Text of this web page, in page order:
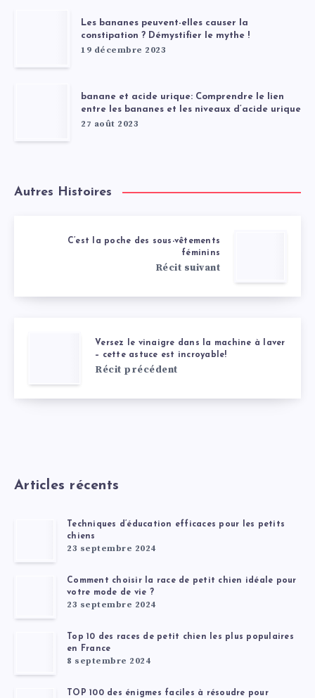
Les bananes peuvent-elles causer la
constipation ? Démystifier le mythe !
19 décembre 2023
banane et acide urique: Comprendre le lien
entre les bananes et les niveaux d’acide urique
27 août 2023
Autres Histoires
C’est la poche des sous-vêtements
féminins
Récit suivant
Versez le vinaigre dans la machine à laver
– cette astuce est incroyable!
Récit précédent
Articles récents
Techniques d’éducation efficaces pour les petits
chiens
23 septembre 2024
Comment choisir la race de petit chien idéale pour
votre mode de vie ?
23 septembre 2024
Top 10 des races de petit chien les plus populaires
en France
8 septembre 2024
TOP 100 des énigmes faciles à résoudre pour